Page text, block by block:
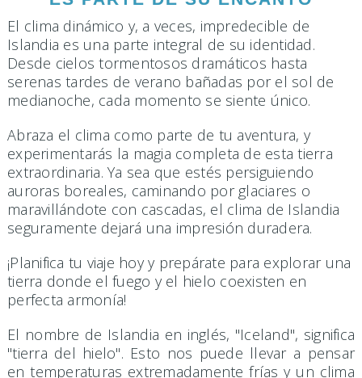
El clima dinámico y, a veces, impredecible de
Islandia es una parte integral de su identidad.
Desde cielos tormentosos dramáticos hasta
serenas tardes de verano bañadas por el sol de
medianoche, cada momento se siente único.
Abraza el clima como parte de tu aventura, y
experimentarás la magia completa de esta tierra
extraordinaria. Ya sea que estés persiguiendo
auroras boreales, caminando por glaciares o
maravillándote con cascadas, el clima de Islandia
seguramente dejará una impresión duradera.
¡Planifica tu viaje hoy y prepárate para explorar una
tierra donde el fuego y el hielo coexisten en
perfecta armonía!
El nombre de Islandia en inglés, "Iceland", significa
"tierra del hielo". Esto nos puede llevar a pensar
en temperaturas extremadamente frías y un clima